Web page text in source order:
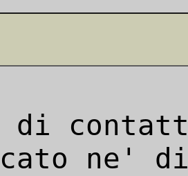
di
ne'